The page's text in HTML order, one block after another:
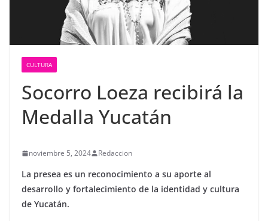
CULTURA
Socorro Loeza recibirá la
Medalla Yucatán
noviembre 5, 2024 Redaccion
La presea es un reconocimiento a su aporte al
desarrollo y fortalecimiento de la identidad y cultura
de Yucatán.